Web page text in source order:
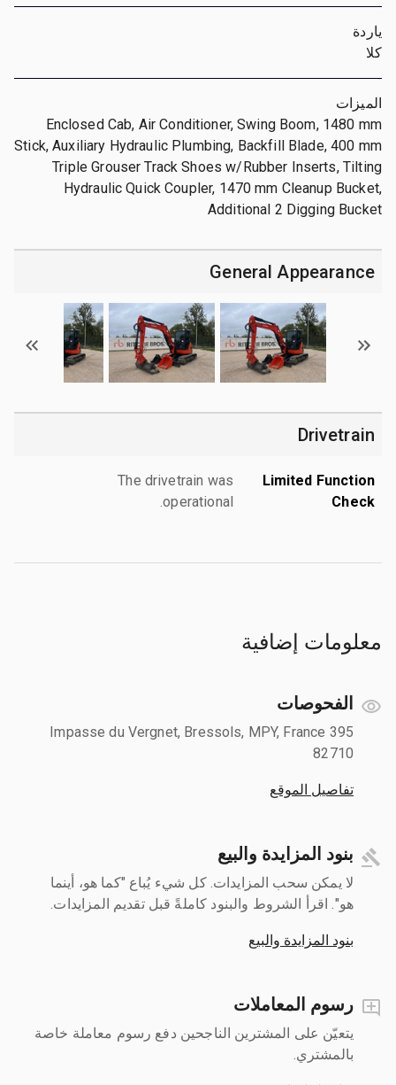
ياردة
كلا
الميزات
Enclosed Cab, Air Conditioner, Swing Boom, 1480 mm
Stick, Auxiliary Hydraulic Plumbing, Backfill Blade, 400 mm
Triple Grouser Track Shoes w/Rubber Inserts, Tilting
Hydraulic Quick Coupler, 1470 mm Cleanup Bucket,
Additional 2 Digging Bucket
General Appearance
Drivetrain
Limited Function
Check
The drivetrain was
operational.
معلومات إضافية
الفحوصات
395 Impasse du Vergnet, Bressols, MPY, France
82710
تفاصيل الموقع
بنود المزايدة والبيع
لا يمكن سحب المزايدات. كل شيء يُباع "كما هو، أينما
هو". اقرأ الشروط والبنود كاملةً قبل تقديم المزايدات.
بنود المزايدة والبيع
رسوم المعاملات
يتعيّن على المشترين الناجحين دفع رسوم معاملة خاصة
بالمشتري.